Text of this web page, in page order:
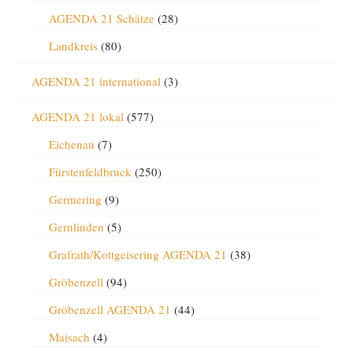
AGENDA 21 Schätze(28)
Landkreis(80)
AGENDA 21 international(3)
AGENDA 21 lokal(577)
Eichenau (7)
Fürstenfeldbruck(250)
Germering (9)
Gernlinden (5)
Grafrath/Kottgeisering AGENDA 21 (38)
Gröbenzell(94)
Gröbenzell AGENDA 21 (44)
Maisach (4)